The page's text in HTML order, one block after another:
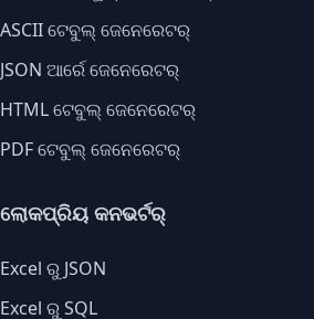
ASCII ଟେବୁଲ୍ ଜେନେରେଟର୍
JSON ଆର୍ରେ ଜେନେରେଟର୍
HTML ଟେବୁଲ୍ ଜେନେରେଟର୍
PDF ଟେବୁଲ୍ ଜେନେରେଟର୍
ଲୋକପ୍ରିୟ କନଭର୍ଟର୍
Excel ରୁ JSON
Excel ରୁ SQL